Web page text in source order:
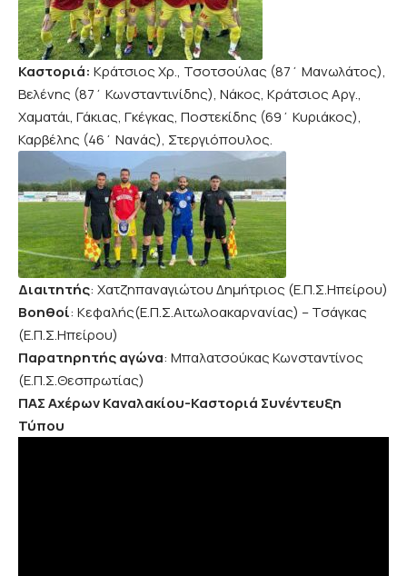
Καστοριά: Κράτσιος Χρ., Τσοτσούλας (87΄ Μανωλάτος),
Βελένης (87΄ Κωνσταντινίδης), Νάκος, Κράτσιος Αργ.,
Χαματάι, Γάκιας, Γκέγκας, Ποστεκίδης (69΄ Κυριάκος),
Καρβέλης (46΄ Νανάς), Στεργιόπουλος.
Διαιτητής: Χατζηπαναγιώτου Δημήτριος (Ε.Π.Σ.Ηπείρου)
Βοηθοί: Κεφαλής(Ε.Π.Σ.Αιτωλοακαρνανίας) – Τσάγκας
(Ε.Π.Σ.Ηπείρου)
Παρατηρητής αγώνα: Μπαλατσούκας Κωνσταντίνος
(Ε.Π.Σ.Θεσπρωτίας)
ΠΑΣ Αχέρων Καναλακίου-Καστοριά Συνέντευξη
Τύπου